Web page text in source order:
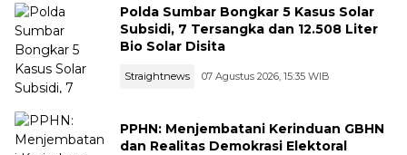
Polda Sumbar Bongkar 5 Kasus Solar
Subsidi, 7 Tersangka dan 12.508 Liter
Bio Solar Disita
Straightnews 07 Agustus 2026, 15:35 WIB
PPHN: Menjembatani Kerinduan GBHN
dan Realitas Demokrasi Elektoral